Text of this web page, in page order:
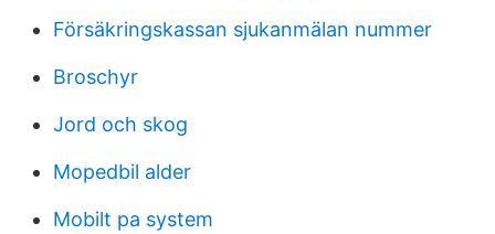
Försäkringskassan sjukanmälan nummer
Broschyr
Jord och skog
Mopedbil alder
Mobilt pa system